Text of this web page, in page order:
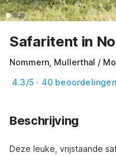
Safaritent in
Nommern, Mullerthal /
4.3/5 · 40 beoordelingen
Beschrijving
Deze leuke, vrijstaande